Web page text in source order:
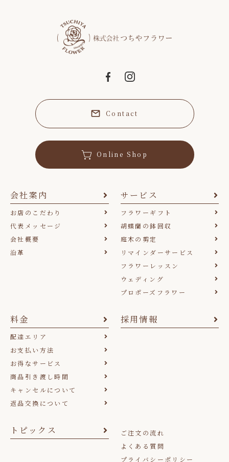
Contact
Online Shop
会社案内
お店のこだわり
代表メッセージ
会社概要
沿革
サービス
フラワーギフト
胡蝶蘭の鉢回収
庭木の剪定
リマインダーサービス
フラワーレッスン
ウェディング
プロポーズフラワー
料金
配達エリア
お支払い方法
お得なサービス
商品引き渡し時間
キャンセルについて
返品交換について
採用情報
トピックス
ご注文の流れ
よくある質問
プライバシーポリシー